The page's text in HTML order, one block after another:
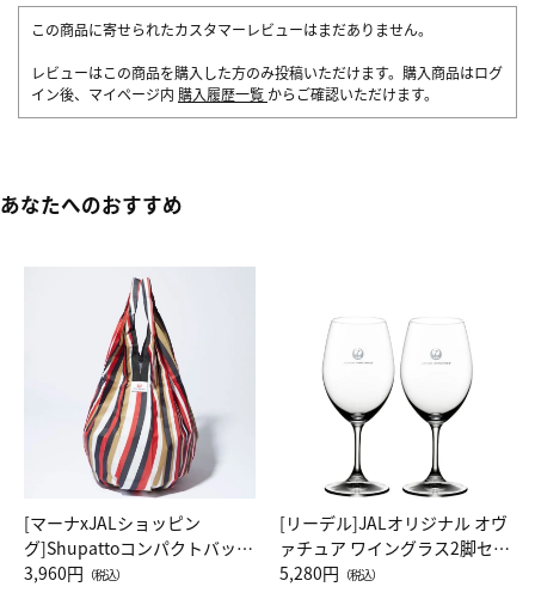
この商品に寄せられたカスタマーレビューはまだありません。
レビューはこの商品を購入した方のみ投稿いただけます。購入商品はログ
イン後、マイページ内 購入履歴一覧 からご確認いただけます。
あなたへのおすすめ
[マーナxJALショッピン
グ]Shupattoコンパクトバッグ
Drop JAL客室乗務員（LC）ス
3,960円 （税込）
[リーデル]JALオリジナル オヴ
ァチュア ワイングラス2脚セッ
ト（レッドワイン）
5,280円 （税込）